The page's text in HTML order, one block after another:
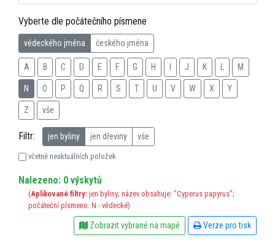
Vyberte dle počátečního písmene
vědeckého jména českého jména
A B C D E F G H J K M
N O P Q R S T U V W X Y
Z vše
Filtr: jen byliny jen dřeviny vše
včetně neaktuálních položek
Nalezeno: 0 výskytů
(Aplikované filtry: jen byliny; název obsahuje: "Cyperus papyrus";
počáteční písmeno: N - vědecké)
Zobrazit vybrané na mapě Verze pro tisk